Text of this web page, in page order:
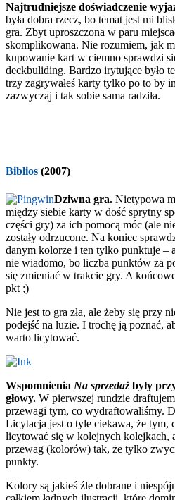
Najtrudniejsze doświadczenie
była dobra rzecz, bo temat jest mi
gra. Zbyt uproszczona w paru
skomplikowana. Nie rozumiem, jak
kupowanie kart w ciemno sprawdzi
deckbuliding. Bardzo irytujące było
trzy zagrywałeś karty tylko po to by
zazwyczaj i tak sobie sama radziła.
Biblios (2007)
Dziwna gra. Nietypowa
między siebie karty w dość sprytny
części gry) za ich pomocą móc (ale
zostały odrzucone. Na koniec
danym kolorze i ten tylko punktuje –
nie wiadomo, bo liczba punktów za
się zmieniać w trakcie gry. A
pkt ;)
Nie jest to gra zła, ale żeby się przy
podejść na luzie. I trochę ją poznać,
warto licytować.
Wspomnienia Na sprzedaż były
głowy. W pierwszej rundzie
przewagi tym, co wydraftowaliśmy.
Licytacja jest o tyle ciekawa, że tym,
licytować się w kolejnych kolejkach,
przewag (kolorów) tak, że tylko
punkty.
Kolory są jakieś źle dobrane i